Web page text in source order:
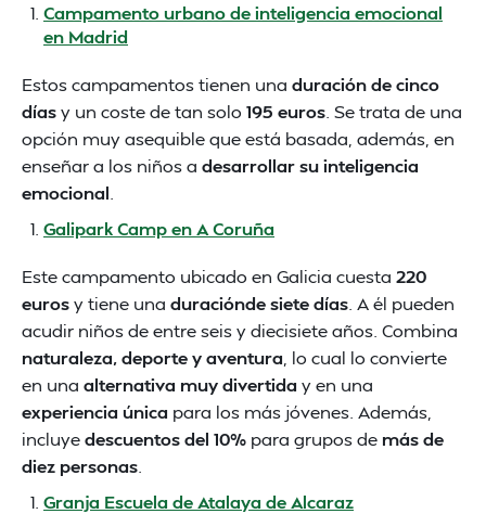
Campamento urbano de inteligencia emocional
en Madrid
Estos campamentos tienen una duración de cinco
díasy un coste de tan solo 195 euros . Se trata de una
opción muy asequible que está basada, además, en
enseñar a los niños a desarrollar su inteligencia
emocional
Galipark Camp en A Coruña
Este campamento ubicado en Galicia cuesta 220
eurosy tiene una duraciónde siete días . A él pueden
acudir niños de entre seis y diecisiete años. Combina
naturaleza, deporte y aventura , lo cual lo convierte
en una alternativa muy divertida y en una
experiencia única para los más jóvenes. Además,
incluyedescuentos del 10% para grupos de más de
diez personas
Granja Escuela de Atalaya de Alcaraz